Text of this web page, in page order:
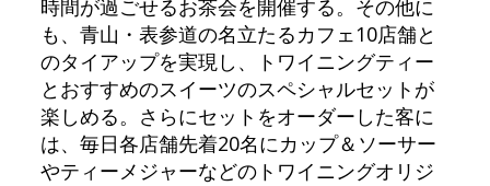
時間が過ごせるお茶会を開催する。その他に
も、青山・表参道の名立たるカフェ10店舗と
のタイアップを実現し、トワイニングティー
とおすすめのスイーツのスペシャルセットが
楽しめる。さらにセットをオーダーした客に
は、毎日各店舗先着20名にカップ＆ソーサー
やティーメジャーなどのトワイニングオリジ